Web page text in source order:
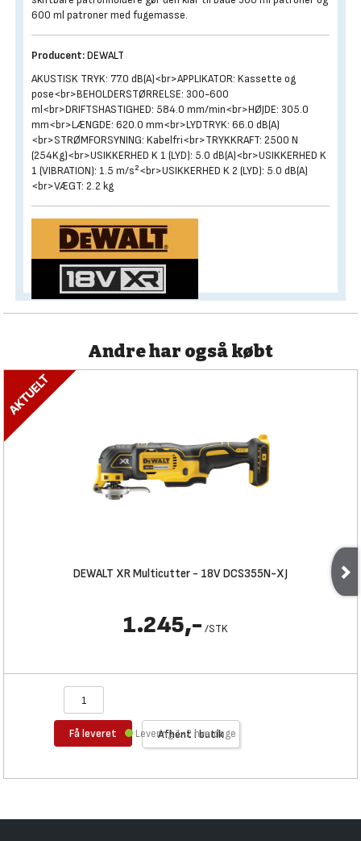
600 ml patroner med fugemasse.
Producent:DEWALT
AKUSTISK TRYK: 77.0 dB(A)<br>APPLIKATOR: Kassette og
pose<br>BEHOLDERSTØRRELSE: 300-600
ml<br>DRIFTSHASTIGHED: 584.0 mm/min<br>HØJDE: 305.0
mm<br>LÆNGDE: 620.0 mm<br>LYDTRYK: 66.0 dB(A)
<br>STRØMFORSYNING: Kabelfri<br>TRYKKRAFT: 2500 N
(254Kg)<br>USIKKERHED K 1 (LYD): 5.0 dB(A)<br>USIKKERHED K
1 (VIBRATION): 1.5 m/s²<br>USIKKERHED K 2 (LYD): 5.0 dB(A)
<br>VÆGT: 2.2 kg
Andre har også købt
DEWALT XR Multicutter - 18V DCS355N-XJ
1.245,- /STK
Få leveret Afhent i butik
Levering 1-2 hverdage